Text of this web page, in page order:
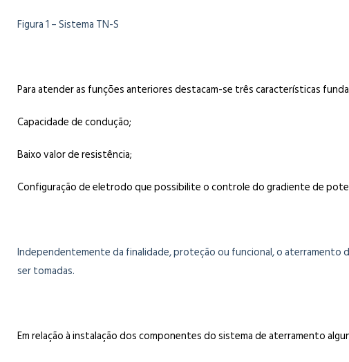
Figura 1 – Sistema TN-S
Para atender as funções anteriores destacam-se três características
Capacidade de condução;
Baixo valor de resistência;
Configuração de eletrodo que possibilite o controle do gradiente de
Independentemente da finalidade, proteção ou funcional, o aterramento
ser tomadas.
Em relação à instalação dos componentes do sistema de aterramento